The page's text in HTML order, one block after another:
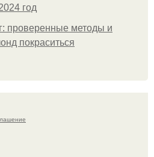
год
проверенные методы и
покраситься